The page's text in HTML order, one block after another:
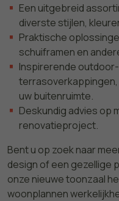
Een uitgebreid
diverste stijlen,
Praktische
schuiframen en
Inspirerende
uw buitenruimte.
Deskundig advies op
renovatieproject.
Bent u op zoek naar
design of een gezellige
onze nieuwe toonzaal
woonplannen